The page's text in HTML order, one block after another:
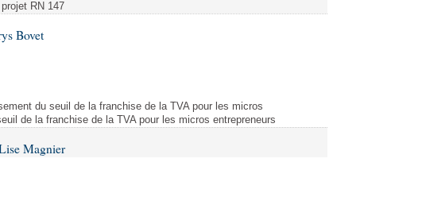
RN 147
Bovet
du seuil de la franchise de la TVA pour les micros
de la franchise de la TVA pour les micros entrepreneurs
Magnier